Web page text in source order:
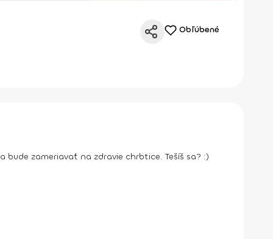
Obľúbené
zameriavať na zdravie chrbtice. Tešíš sa? :)